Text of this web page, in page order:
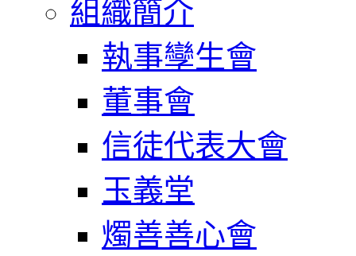
組織簡介
執事孿生會
董事會
信徒代表大會
玉義堂
燭善善心會